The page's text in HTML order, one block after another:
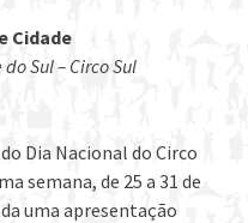
Cidade
Sul – Circo Sul
Dia Nacional do Circo
semana, de 25 a 31 de
uma apresentação